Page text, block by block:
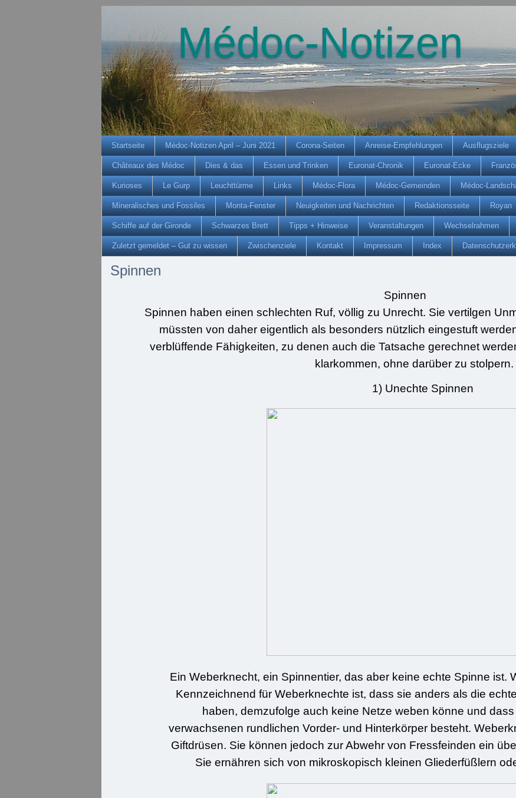
Médoc-Notizen
Startseite Médoc-Notizen April – Juni 2021 Corona-Seiten Anreise-Empfehlungen Ausflugsziele
Châteaux des Médoc Dies & das Essen und Trinken Euronat-Chronik Euronat-Ecke
Kurioses Le Gurp Leuchttürme Links Médoc-Flora Médoc-Gemeinden Médoc-
Mineralisches und Fossiles Monta-Fenster Neuigkeiten und Nachrichten Redaktionsseite Royan
Schiffe auf der Gironde Schwarzes Brett Tipps + Hinweise Veranstaltungen Wechselrahmen
Zuletzt gemeldet – Gut zu wissen Zwischenziele Kontakt Impressum Index
Spinnen
Spinnen
Spinnen haben einen schlechten Ruf, völlig zu Unrecht. Sie vertilgen
müssten von daher eigentlich als besonders nützlich eingestuft
verblüffende Fähigkeiten, zu denen auch die Tatsache gerechnet
klarkommen, ohne darüber zu stolpern.
1) Unechte Spinnen
Ein Weberknecht, ein Spinnentier, das aber keine echte Spinne ist.
Kennzeichnend für Weberknechte ist, dass sie anders als die
haben, demzufolge auch keine Netze weben könne und
verwachsenen rundlichen Vorder- und Hinterkörper besteht.
Giftdrüsen. Sie können jedoch zur Abwehr von Fressfeinden ein
Sie ernähren sich von mikroskopisch kleinen Gliederfüßlern